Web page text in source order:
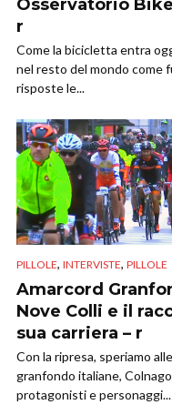
Osservatorio
r
Come la bicicletta entra
nel resto del mondo come
risposte le...
PILLOLE, INTERVISTE, PILLOLE
Amarcord
Nove Colli e il
sua carriera – r
Con la ripresa, speriamo
granfondo italiane,
protagonisti e personaggi...